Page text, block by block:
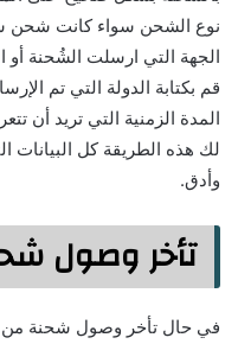
نوع الشحن سواء كانت شحن
الجهة التي ارسلت الشُحنة أو
قم بكتابة الدولة التي تم
المدة الزمنية التي تريد أن
لك هذه الطريقة كل
وأدق.
تأخر وصول
في حال تأخر وصول شحنة من